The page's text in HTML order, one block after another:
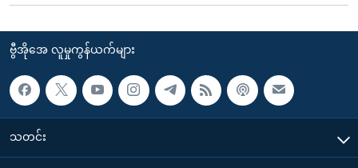
ဗွီအိုအေ လူမှုကွန်ယက်များ
သတင်း